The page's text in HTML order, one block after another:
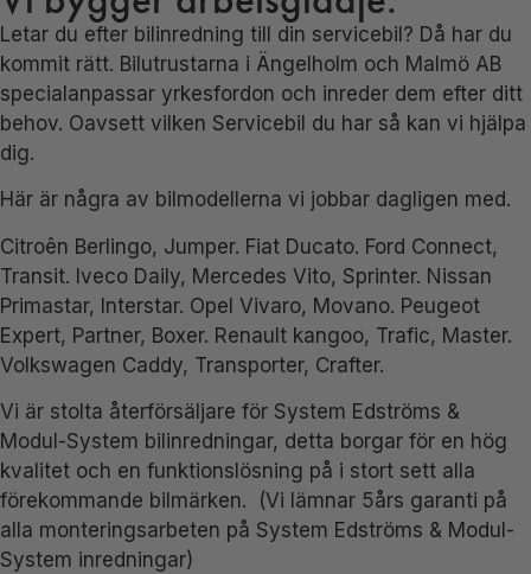
Letar du efter bilinredning till din servicebil? Då har du
kommit rätt. Bilutrustarna i Ängelholm och Malmö AB
specialanpassar yrkesfordon och inreder dem efter ditt
behov. Oavsett vilken Servicebil du har så kan vi hjälpa
dig.
Här är några av bilmodellerna vi jobbar dagligen med.
Citroên Berlingo, Jumper. Fiat Ducato. Ford Connect,
Transit. Iveco Daily, Mercedes Vito, Sprinter. Nissan
Primastar, Interstar. Opel Vivaro, Movano. Peugeot
Expert, Partner, Boxer. Renault kangoo, Trafic, Master.
Volkswagen Caddy, Transporter, Crafter.
Vi är stolta återförsäljare för System Edströms &
Modul-System bilinredningar, detta borgar för en hög
kvalitet och en funktionslösning på i stort sett alla
förekommande bilmärken. (Vi lämnar 5års garanti på
alla monteringsarbeten på System Edströms & Modul-
System inredningar)